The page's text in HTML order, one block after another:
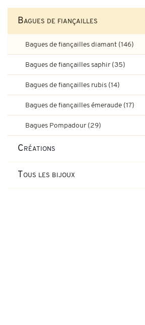
Bagues Art-Déco
Bagues Tank
Bijoux vintage
Bagues
Bagues
Bagues de fiançailles
Bagues de fiançailles diamant (146)
Bagues de fiançailles saphir (35)
Bagues de fiançailles rubis (14)
Bagues de fiançailles émeraude (17)
Bagues Pompadour (29)
Créations
Tous les bijoux